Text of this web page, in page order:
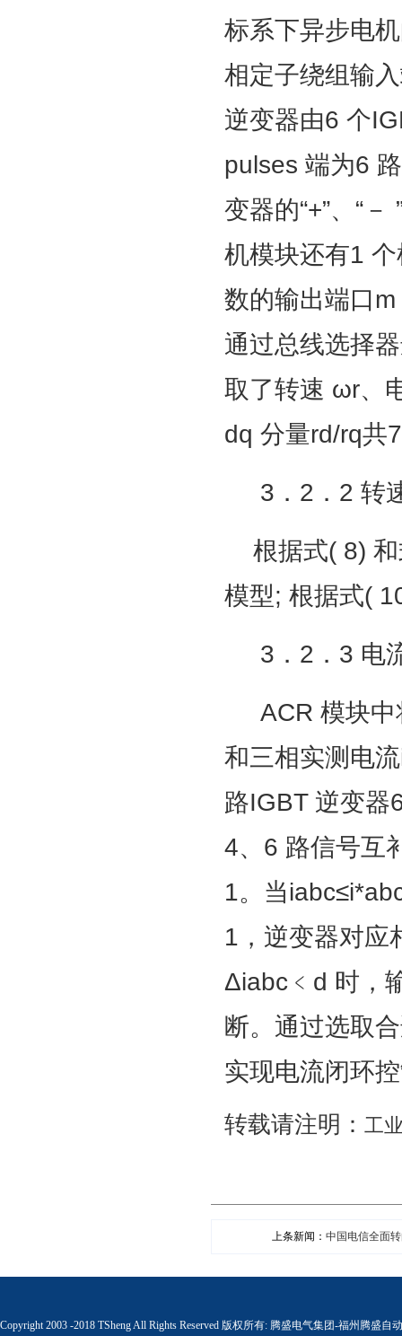
标系下异步电
相定子绕组输
逆变器由6 个
pulses 端为6
变器的“+”、“
机模块还有1
数的输出端口
通过总线选择
取了转速 ωr、
dq 分量rd/rq共
3．2．2 转
根据式( 8) 和
模型; 根据式(
3．2．3 电
ACR 模块中
和三相实测电
路IGBT 逆变器
4、6 路信号互
1。当
1，逆变器对应
Δiabc﹤d 时，
断。通过选取
实现电流闭环
转载请注明： 工
上条新闻： 中国电信全面
Copyright 2003 -2018 TSheng All Rights Reserved 版权所有: 腾盛电气集团-福州腾盛自